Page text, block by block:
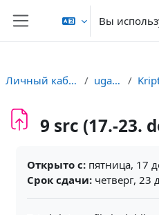
Перейти к основному
Боковая панель
Вы
Личный кабинет uganka
9 src (17.-23.
Открыто с: пятница, 17
Срок сдачи: четверг, 23